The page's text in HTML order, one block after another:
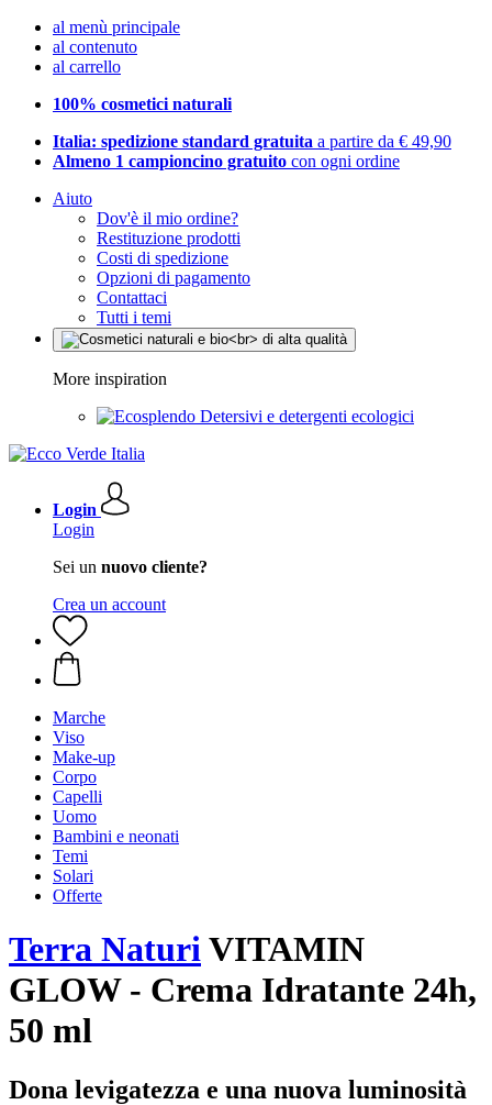
al menù principale
al contenuto
al carrello
100% cosmetici naturali
Italia: spedizione standard gratuita a partire da € 49,90
Almeno 1 campioncino gratuito con ogni ordine
Aiuto
Dov'è il mio ordine?
Restituzione prodotti
Costi di spedizione
Opzioni di pagamento
Contattaci
Tutti i temi
More inspiration
Detersivi e detergenti ecologici
Login
Login
Sei un nuovo cliente?
Crea un account
Marche
Viso
Make-up
Corpo
Capelli
Uomo
Bambini e neonati
Temi
Solari
Offerte
Terra NaturiVITAMIN
GLOW - Crema Idratante 24h,
50 ml
Dona levigatezza e una nuova luminosità